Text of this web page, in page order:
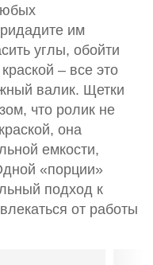
им
углы, обойти
– все это
валик. Щетки
что ролик не
она
емкости,
«порции»
подход к
от работы